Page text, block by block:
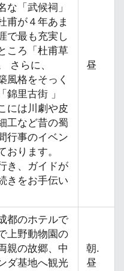
な「武候祠」
甫が４年あま
で最も充実し
ころ「杜甫草
さらに、
風格をそっく
錦里古街 」
には川劇や皮
工など昔の蜀
行事のイベン
おります。
き、ガイドが
きをお手伝い
昼
都のホテルで
上野動物園の
親の故郷、中
ダ基地へ観光
朝.
昼